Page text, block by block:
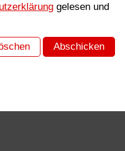
gelesen und
Abschicken